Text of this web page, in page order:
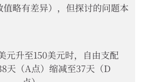
值略有差异），但探讨的问题本